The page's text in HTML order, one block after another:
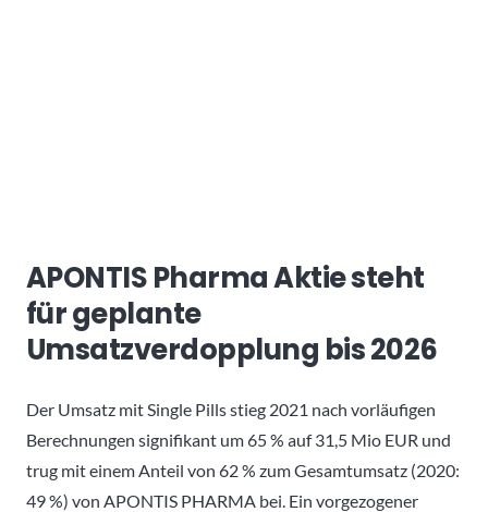
APONTIS Pharma Aktie steht
für geplante
Umsatzverdopplung bis 2026
Der Umsatz mit Single Pills stieg 2021 nach vorläufigen
Berechnungen signifikant um 65 % auf 31,5 Mio EUR und
trug mit einem Anteil von 62 % zum Gesamtumsatz (2020:
49 %) von APONTIS PHARMA bei. Ein vorgezogener